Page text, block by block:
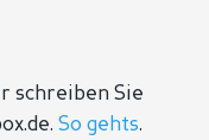
schreiben Sie
So gehts.